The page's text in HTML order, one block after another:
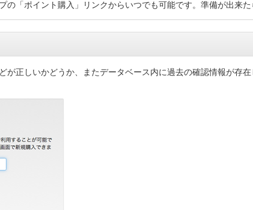
の「ポイント購入」リンクからいつでも可能です。準備が出来た
が正しいかどうか、またデータベース内に過去の確認情報が存在